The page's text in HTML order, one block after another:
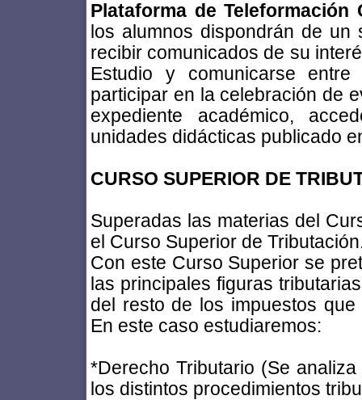
Plataforma de Teleformación
los alumnos dispondrán de
recibir comunicados de su
Estudio y comunicarse
participar en la celebración de
expediente académico,
unidades didácticas publicado
CURSO SUPERIOR DE
Superadas las materias del
el Curso Superior de
Con este Curso Superior se
las principales figuras
del resto de los impuestos
En este caso estudiaremos:
*Derecho Tributario (Se
los distintos procedimientos